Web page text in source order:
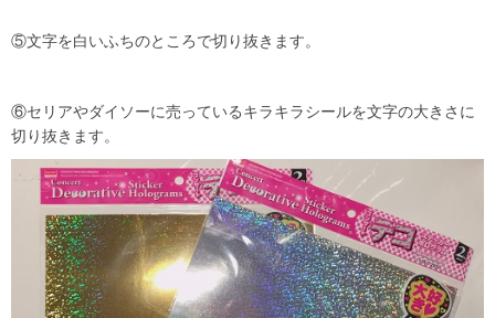
⑤文字を白いふちのところで切り抜きます。
⑥セリアやダイソーに売っているキラキラシールを文字の大きさに
切り抜きます。